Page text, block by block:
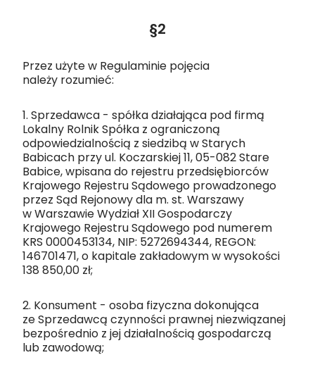
§2
Przez użyte w Regulaminie pojęcia
należy rozumieć:
1. Sprzedawca - spółka działająca pod firmą
Lokalny Rolnik Spółka z ograniczoną
odpowiedzialnością z siedzibą w Starych
Babicach przy ul. Koczarskiej 11, 05-082 Stare
Babice, wpisana do rejestru przedsiębiorców
Krajowego Rejestru Sądowego prowadzonego
przez Sąd Rejonowy dla m. st. Warszawy
w Warszawie Wydział XII Gospodarczy
Krajowego Rejestru Sądowego pod numerem
KRS 0000453134, NIP: 5272694344, REGON:
146701471, o kapitale zakładowym w wysokości
138 850,00 zł;
2. Konsument - osoba fizyczna dokonująca
ze Sprzedawcą czynności prawnej niezwiązanej
bezpośrednio z jej działalnością gospodarczą
lub zawodową;